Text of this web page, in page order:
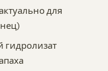
для
гидролизат